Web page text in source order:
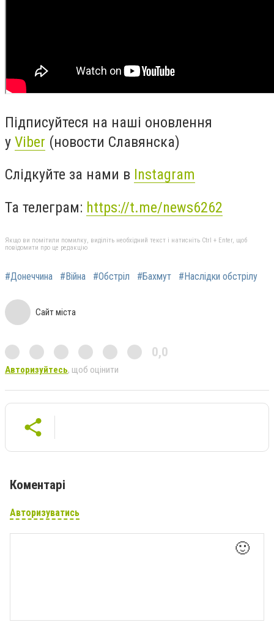
Підписуйтеся на наші оновлення
у Viber (новости Славянска)
Слідкуйте за нами в Instagram
Та телеграм: https://t.me/news6262
Якщо ви помітили помилку, виділіть необхідний текст і натисніть Ctrl + Enter, щоб
повідомити про це редакцію
#Донеччина #Війна #Обстріл #Бахмут #Наслідки обстрілу
Сайт міста
0,0
Авторизуйтесь, щоб оцінити
Коментарі
Авторизуватись
🙂